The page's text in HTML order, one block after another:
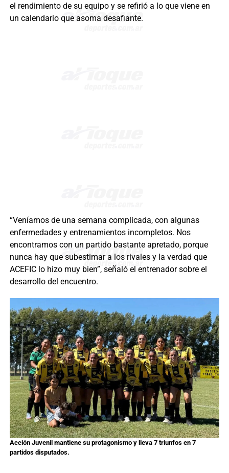
el rendimiento de su equipo y se refirió a lo que viene en
un calendario que asoma desafiante.
“Veníamos de una semana complicada, con algunas
enfermedades y entrenamientos incompletos. Nos
encontramos con un partido bastante apretado, porque
nunca hay que subestimar a los rivales y la verdad que
ACEFIC lo hizo muy bien”, señaló el entrenador sobre el
desarrollo del encuentro.
Acción Juvenil mantiene su protagonismo y lleva 7 triunfos en 7
partidos disputados.